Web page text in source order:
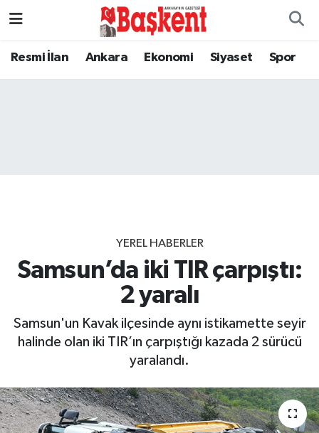
Resmi İlan Ankara Ekonomi Siyaset Spor
YEREL HABERLER
Samsun’da iki TIR çarpıştı:
2 yaralı
Samsun'un Kavak ilçesinde aynı istikamette seyir
halinde olan iki TIR’ın çarpıştığı kazada 2 sürücü
yaralandı.